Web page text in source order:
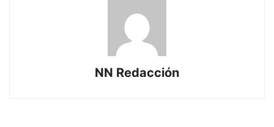
NN Redacción